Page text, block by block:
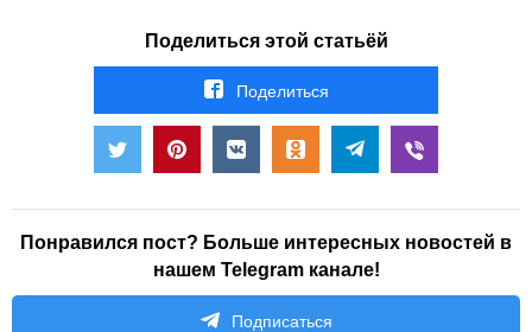
Поделиться этой статьёй
Поделиться
Понравился пост? Больше интересных новостей в
нашем Telegram канале!
Подписаться